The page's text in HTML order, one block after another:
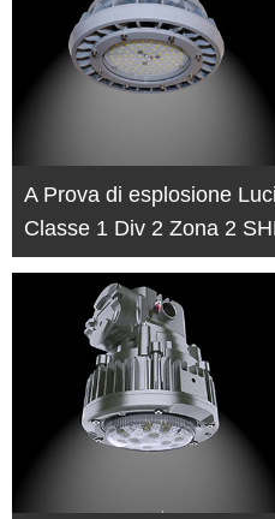
A Prova di esplosione
Classe 1 Div 2 Zona 2